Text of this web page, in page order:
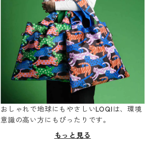
おしゃれで地球にもやさしいLOQIは、環境
意識の高い方にもぴったりです。
もっと見る